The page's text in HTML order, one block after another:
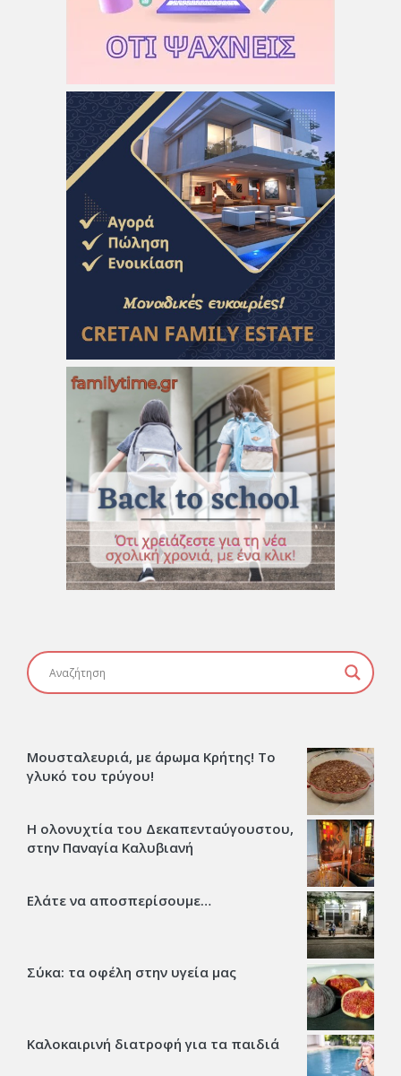
Μουσταλευριά, με άρωμα Κρήτης! Το
γλυκό του τρύγου!
Η ολονυχτία του Δεκαπενταύγουστου,
στην Παναγία Καλυβιανή
Ελάτε να αποσπερίσουμε…
Σύκα: τα οφέλη στην υγεία μας
Καλοκαιρινή διατροφή για τα παιδιά